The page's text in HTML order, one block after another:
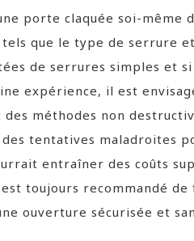
porte claquée soi-même
que le type de serrure
de serrures simples et
expérience, il est
méthodes non
tentatives maladroites
entraîner des coûts
toujours recommandé
ouverture sécurisée et